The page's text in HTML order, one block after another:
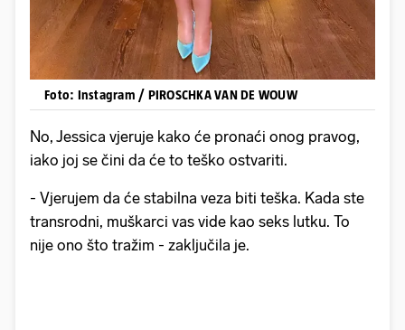
Foto: Instagram / PIROSCHKA VAN DE WOUW
No, Jessica vjeruje kako će pronaći onog pravog,
iako joj se čini da će to teško ostvariti.
- Vjerujem da će stabilna veza biti teška. Kada ste
transrodni, muškarci vas vide kao seks lutku. To
nije ono što tražim - zaključila je.